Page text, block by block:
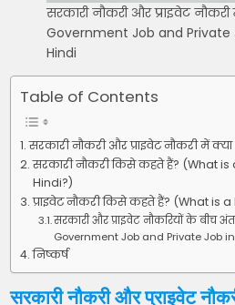
सरकारी नौकरी और प्राइवेट
Government Job and
Hindi
Table of Contents
सरकारी नौकरी और प्राइवेट नौकरी में
सरकारी नौकरी किसे कहते हैं? (What
Hindi?)
प्राइवेट नौकरी किसे कहते हैं? (What is
सरकारी और प्राइवेट नौकरियों के बीच
Government Job and Private Job
निष्कर्ष
सरकारी नौकरी और प्राइवेट